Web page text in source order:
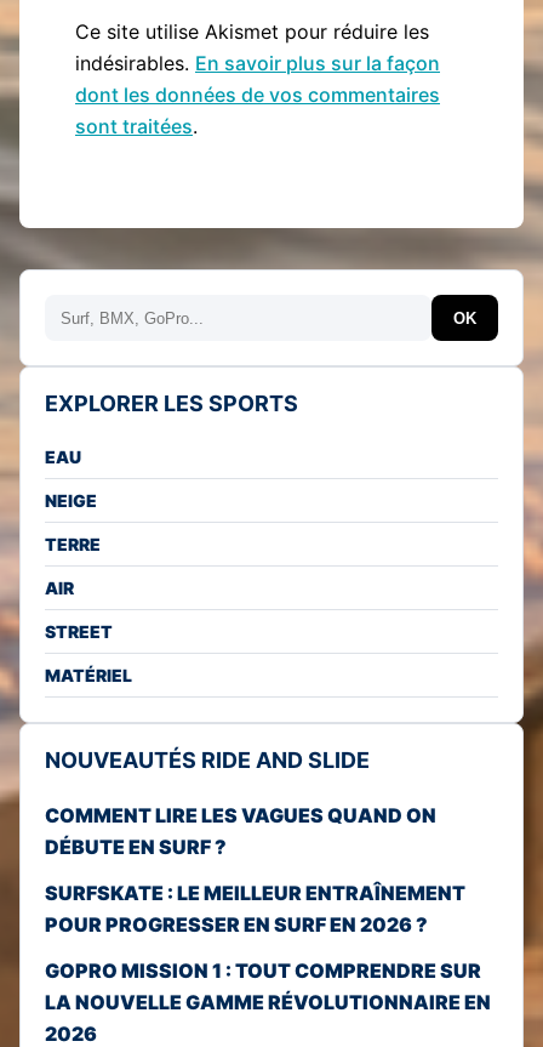
Ce site utilise Akismet pour réduire les
indésirables. En savoir plus sur la façon
dont les données de vos commentaires
sont traitées.
Rechercher OK
EXPLORER LES SPORTS
EAU
NEIGE
TERRE
AIR
STREET
MATÉRIEL
NOUVEAUTÉS RIDE AND SLIDE
COMMENT LIRE LES VAGUES QUAND ON
DÉBUTE EN SURF ?
SURFSKATE : LE MEILLEUR ENTRAÎNEMENT
POUR PROGRESSER EN SURF EN 2026 ?
GOPRO MISSION 1 : TOUT COMPRENDRE SUR
LA NOUVELLE GAMME RÉVOLUTIONNAIRE EN
2026